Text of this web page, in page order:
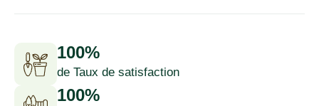
100%
de Taux de satisfaction
100%